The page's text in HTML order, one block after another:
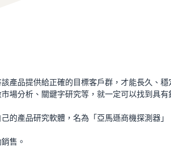
產品提供給正確的目標客戶群，才能長久、穩
場分析、關鍵字研究等，就一定可以找到具
的產品研究軟體，名為「亞馬遜商機探測器
售。